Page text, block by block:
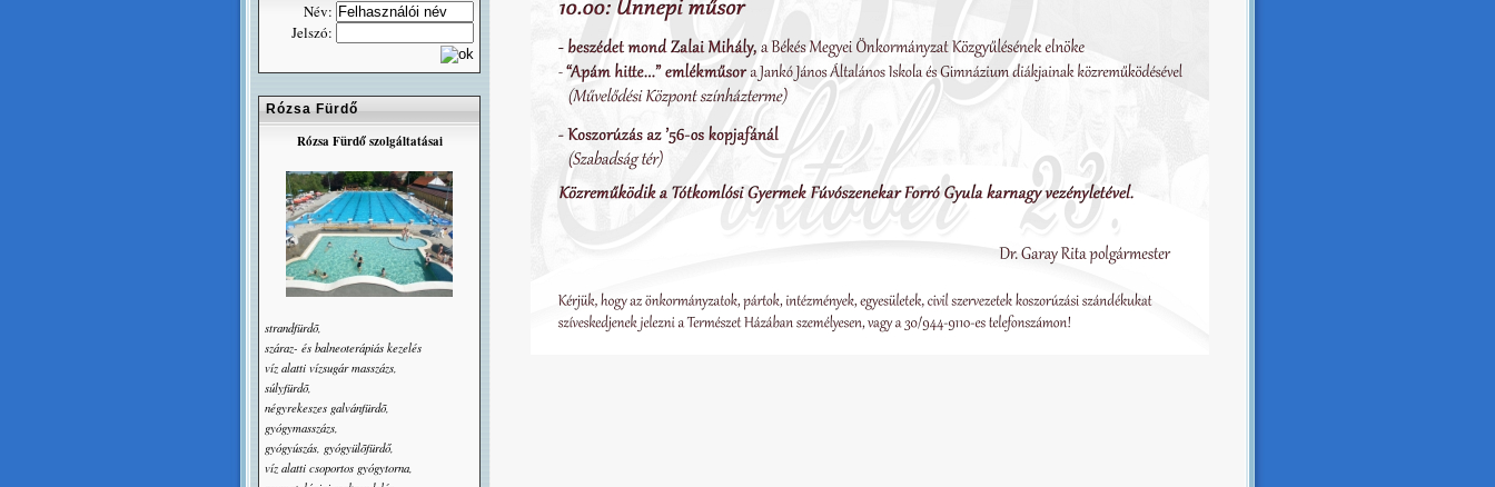
Név:
Jelszó:
Rózsa Fürdő
Rózsa Fürdő szolgáltatásai
strandfürdõ,
száraz- és balneoterápiás kezelés
víz alatti vízsugár masszázs,
súlyfürdõ,
négyrekeszes galvánfürdõ,
gyógymasszázs,
gyógyúszás, gyógyülõfürdő,
víz alatti csoportos gyógytorna,